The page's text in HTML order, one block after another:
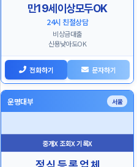
만19세이상모두OK
24시 친절상담
비상금대출
신용낮아도OK
전화하기 문자하기
운명대부 서울
중개X 조회X 기록X